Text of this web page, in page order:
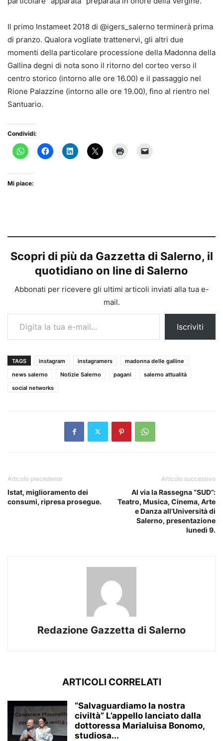
Il primo Instameet 2018 di @igers_salerno terminerà prima
di pranzo. Qualora vogliate trattenervi, gli altri due
momenti della particolare processione della Madonna della
Gallina degni di nota sono il ritorno del corteo verso il
centro storico (intorno alle ore 16.00) e il passaggio nel
Rione Palazzine (intorno alle ore 19.00), fino al rientro nel
Santuario.
Condividi:
Mi piace:
Scopri di più da Gazzetta di Salerno, il
quotidiano on line di Salerno
Abbonati per ricevere gli ultimi articoli inviati alla tua e-
mail.
Digita la tua e-mail...
Iscriviti
TAGS instagram instagramers
madonna delle galline
news salerno
Notizie Salerno pagani
salerno attualità
social networks
Articolo precedente
Istat, miglioramento dei
consumi, ripresa prosegue.
Articolo successivo
Al via la Rassegna “SUD”:
Teatro, Musica, Cinema, Arte
e Danza all’Università di
Salerno, presentazione
lunedì 9.
Redazione Gazzetta di Salerno
ARTICOLI CORRELATI
“Salvaguardiamo la nostra
civiltà” L’appello lanciato dalla
dottoressa Marialuisa Bonomo,
studiosa...